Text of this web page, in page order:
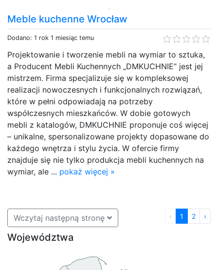
Meble kuchenne Wrocław
Dodano: 1 rok 1 miesiąc temu
Projektowanie i tworzenie mebli na wymiar to sztuka,
a Producent Mebli Kuchennych „DMKUCHNIE” jest jej
mistrzem. Firma specjalizuje się w kompleksowej
realizacji nowoczesnych i funkcjonalnych rozwiązań,
które w pełni odpowiadają na potrzeby
współczesnych mieszkańców. W dobie gotowych
mebli z katalogów, DMKUCHNIE proponuje coś więcej
– unikalne, spersonalizowane projekty dopasowane do
każdego wnętrza i stylu życia. W ofercie firmy
znajduje się nie tylko produkcja mebli kuchennych na
wymiar, ale ... pokaż więcej »
Wczytaj następną stronę ‹ 1 2 ›
Województwa